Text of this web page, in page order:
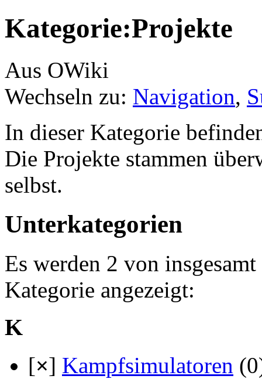
Kategorie:Projekte
Aus OWiki
Wechseln zu: Navigation,
In dieser Kategorie
Die Projekte stammen
selbst.
Unterkategorien
Es werden 2 von
Kategorie angezeigt:
K
[×] Kampfsimulatoren